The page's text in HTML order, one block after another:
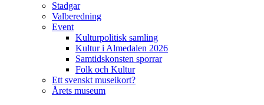
Stadgar
Valberedning
Event
Kulturpolitisk samling
Kultur i Almedalen 2026
Samtidskonsten sporrar
Folk och Kultur
Ett svenskt museikort?
Årets museum